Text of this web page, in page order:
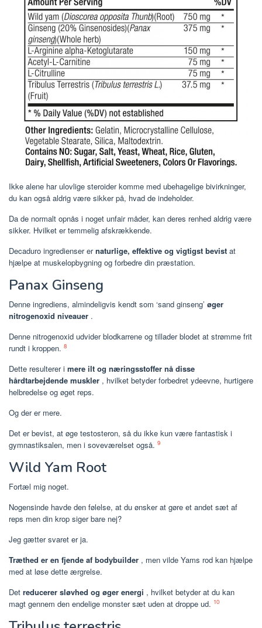
Ikke alene har ulovlige steroider komme med ubehagelige bivirkninger,
du kan også aldrig være sikker på, hvad de indeholder.
Da de normalt opnås i noget unfair måder, kan deres renhed aldrig være
sikker. Hvilket er temmelig afskrækkende.
Decaduro ingredienser ernaturlige, effektive og vigtigst bevist at
hjælpe at muskelopbygning og forbedre din præstation.
Panax Ginseng
Denne ingrediens, almindeligvis kendt som ‘sand ginseng’ øger
nitrogenoxid niveauer .
Denne nitrogenoxid udvider blodkarrene og tillader blodet at strømme frit
rundt i kroppen. 8
Dette resulterer i mere ilt og næringsstoffer nå disse
hårdtarbejdende muskler , hvilket betyder forbedret ydeevne, hurtigere
helbredelse og øget reps.
Og der er mere.
Det er bevist, at øge testosteron, så du ikke kun være fantastisk i
gymnastiksalen, men i soveværelset også. 9
Wild Yam Root
Fortæl mig noget.
Nogensinde havde den følelse, at du ønsker at gøre et andet sæt af
reps men din krop siger bare nej?
Jeg gætter svaret er ja.
Træthed er en fjende af bodybuilder , men vilde Yams rod kan hjælpe
med at løse dette ærgrelse.
Det reducerer sløvhed og øger energi , hvilket betyder at du kan
magt gennem den endelige monster sæt uden at droppe ud. 10